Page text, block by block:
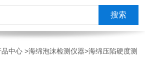
率仪，炭块二氧化碳反应测定仪
品中心>海绵泡沫检测仪器>海绵压陷硬度测